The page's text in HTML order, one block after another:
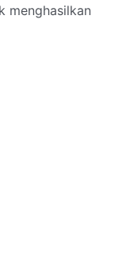
menghasilkan